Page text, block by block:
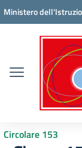
Vai ai contenuti
Vai al menu di
Vai al footer
Ministero
Circolare 153